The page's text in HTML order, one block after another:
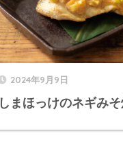
2024年9月9日
しまほっけのネギみそ